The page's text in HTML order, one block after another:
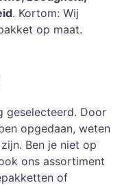
. Kortom: Wij
op maat.
geselecteerd. Door
opgedaan, weten
Ben je niet op
ons assortiment
of